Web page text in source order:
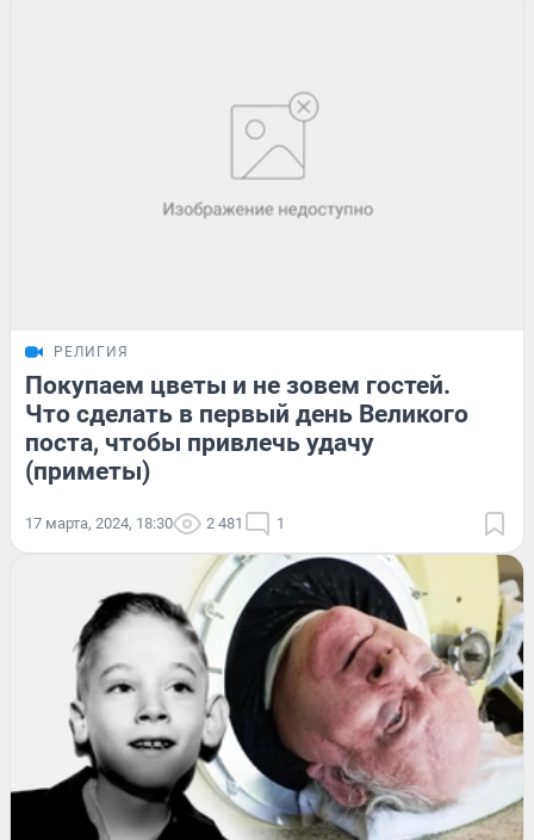
РЕЛИГИЯ
Покупаем цветы и не зовем гостей.
Что сделать в первый день Великого
поста, чтобы привлечь удачу
(приметы)
17 марта, 2024, 18:30 2 481 1